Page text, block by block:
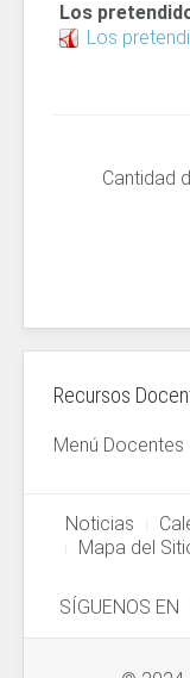
Los
Los
Cantidad
Recursos
Menú Docentes
Noticias
Mapa del
SÍGUENOS EN